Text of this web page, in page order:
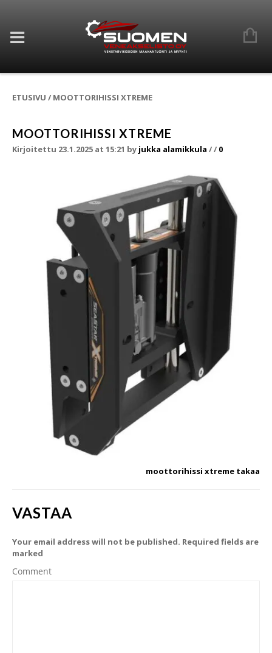
ETUSIVU / MOOTTORIHISSI XTREME
MOOTTORIHISSI XTREME
Kirjoitettu 23.1.2025 at 15:21 by jukka alamikkula // 0
moottorihissi xtreme takaa
VASTAA
Your email address will not be published. Required fields are
marked
Comment